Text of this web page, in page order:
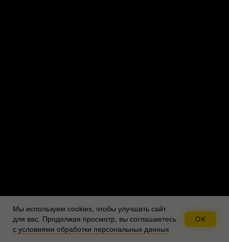
Мы используем cookies, чтобы улучшать сайт
для вас. Продолжая просмотр, вы соглашаетесь
с условиями обработки персональных данных
OK